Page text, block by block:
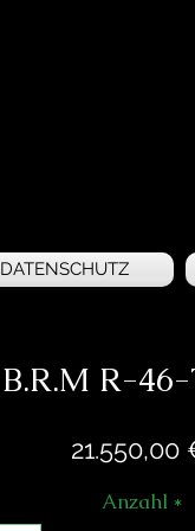
DATENSCHUTZ
B.R.M R-
21.550,00
Anzahl *